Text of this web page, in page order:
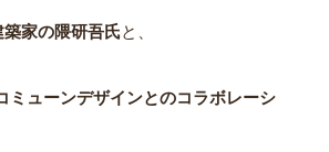
築家の隈研吾氏と、
ミューンデザインとのコラボレーシ